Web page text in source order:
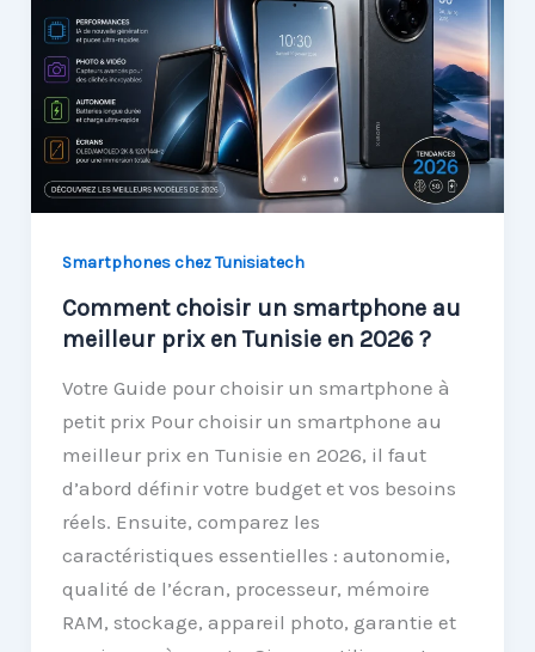
Smartphones chez Tunisiatech
Comment choisir un smartphone au
meilleur prix en Tunisie en 2026 ?
Votre Guide pour choisir un smartphone à
petit prix Pour choisir un smartphone au
meilleur prix en Tunisie en 2026, il faut
d’abord définir votre budget et vos besoins
réels. Ensuite, comparez les
caractéristiques essentielles : autonomie,
qualité de l’écran, processeur, mémoire
RAM, stockage, appareil photo, garantie et